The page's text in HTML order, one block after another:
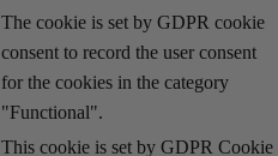
The cookie is set by GDPR cookie
consent to record the user consent
for the cookies in the category
"Functional".
This cookie is set by GDPR Cookie